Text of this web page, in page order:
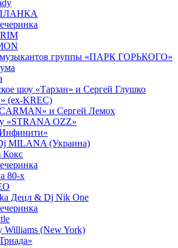
музыкантов группы «ПАРК ГОРЬКОГО»
шоу «Тарзан» и Сергей Глушко
(ex-KREC)
и Сергей Лемох
«STRANA OZZ»
MILANA (Украина)
Кокс
80-х
Децл & Dj Nik One
Williams (New York)